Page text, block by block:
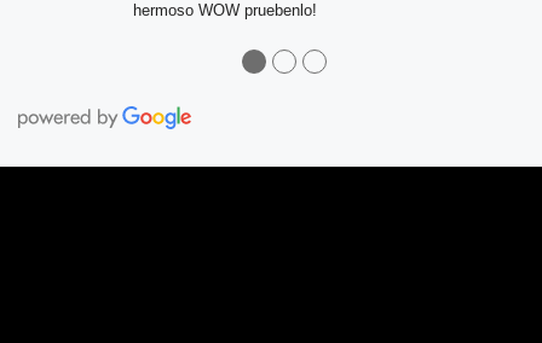
hermoso WOW pruebenlo!
●●●